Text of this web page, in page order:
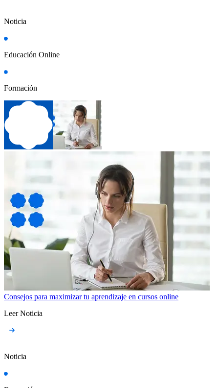
Noticia
Educación Online
Formación
Consejos para maximizar tu aprendizaje en cursos online
Leer Noticia
Noticia